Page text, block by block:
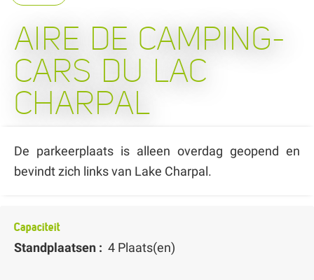
AIRE DE CAMPING-
CARS DU LAC
CHARPAL
De parkeerplaats is alleen overdag geopend en
bevindt zich links van Lake Charpal.
Capaciteit
Standplaatsen : 4 Plaats(en)